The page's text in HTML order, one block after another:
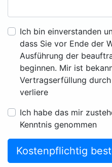
Ich bin einverstanden
dass Sie vor Ende der
Ausführung der
beginnen. Mir ist
Vertragserfüllung
verliere
Ich habe das mir
Kenntnis genommen
Kostenpflichtig